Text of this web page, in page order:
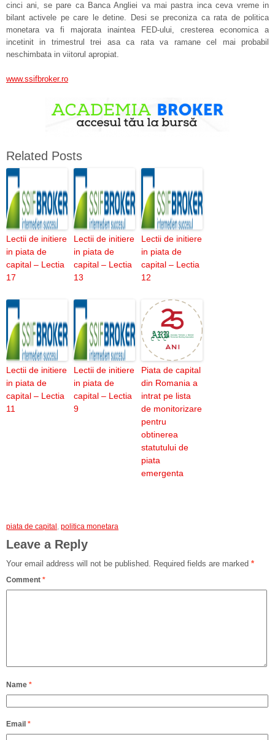
cinci ani, se pare ca Banca Angliei va mai pastra inca ceva vreme in
bilant activele pe care le detine. Desi se preconiza ca rata de politica
monetara va fi majorata inaintea FED-ului, cresterea economica a
incetinit in trimestrul trei asa ca rata va ramane cel mai probabil
neschimbata in viitorul apropiat.
www.ssifbroker.ro
Related Posts
Lectii de initiere
in piata de
capital – Lectia
17
Lectii de initiere
in piata de
capital – Lectia
13
Lectii de initiere
in piata de
capital – Lectia
12
Lectii de initiere
in piata de
capital – Lectia
11
Lectii de initiere
in piata de
capital – Lectia
9
Piata de capital
din Romania a
intrat pe lista
de monitorizare
pentru
obtinerea
statutului de
piata
emergenta
piata de capital , politica monetara
Leave a Reply
Your email address will not be published. Required fields are marked *
Comment *
Name *
Email *